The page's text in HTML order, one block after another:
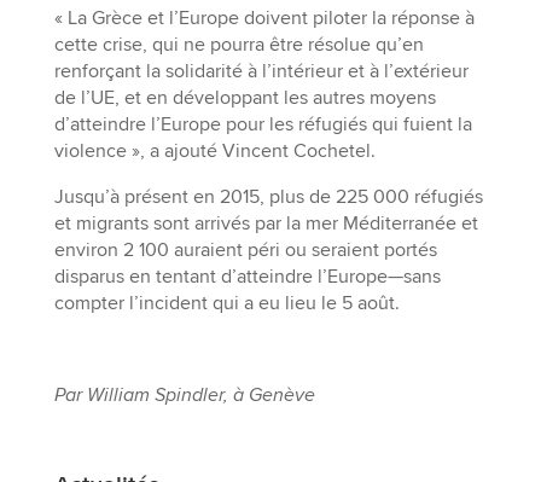
« La Grèce et l’Europe doivent piloter la réponse à
cette crise, qui ne pourra être résolue qu’en
renforçant la solidarité à l’intérieur et à l’extérieur
de l’UE, et en développant les autres moyens
d’atteindre l’Europe pour les réfugiés qui fuient la
violence », a ajouté Vincent Cochetel.
Jusqu’à présent en 2015, plus de 225 000 réfugiés
et migrants sont arrivés par la mer Méditerranée et
environ 2 100 auraient péri ou seraient portés
disparus en tentant d’atteindre l’Europe—sans
compter l’incident qui a eu lieu le 5 août.
Par William Spindler, à Genève